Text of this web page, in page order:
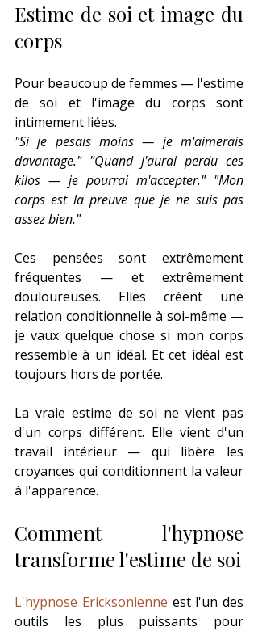
Estime de soi et image du
corps
Pour beaucoup de femmes — l'estime
de soi et l'image du corps sont
intimement liées.
"Si je pesais moins — je m'aimerais
davantage." "Quand j'aurai perdu ces
kilos — je pourrai m'accepter." "Mon
corps est la preuve que je ne suis pas
assez bien."
Ces pensées sont extrêmement
fréquentes — et extrêmement
douloureuses. Elles créent une
relation conditionnelle à soi-même —
je vaux quelque chose si mon corps
ressemble à un idéal. Et cet idéal est
toujours hors de portée.
La vraie estime de soi ne vient pas
d'un corps différent. Elle vient d'un
travail intérieur — qui libère les
croyances qui conditionnent la valeur
à l'apparence.
Comment l'hypnose
transforme l'estime de soi
L'hypnose Ericksonienne est l'un des
outils les plus puissants pour